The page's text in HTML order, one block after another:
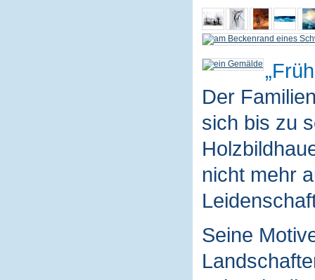
Der
sich bis zu
nicht mehr
Seine